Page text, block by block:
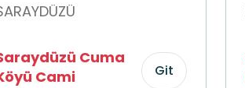
Cuma
Cami
Git